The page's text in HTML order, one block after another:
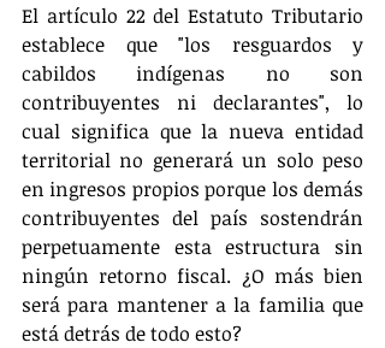
El artículo 22 del Estatuto Tributario
establece que "los resguardos y
cabildos indígenas no son
contribuyentes ni declarantes", lo
cual significa que la nueva entidad
territorial no generará un solo peso
en ingresos propios porque los demás
contribuyentes del país sostendrán
perpetuamente esta estructura sin
ningún retorno fiscal. ¿O más bien
será para mantener a la familia que
está detrás de todo esto?